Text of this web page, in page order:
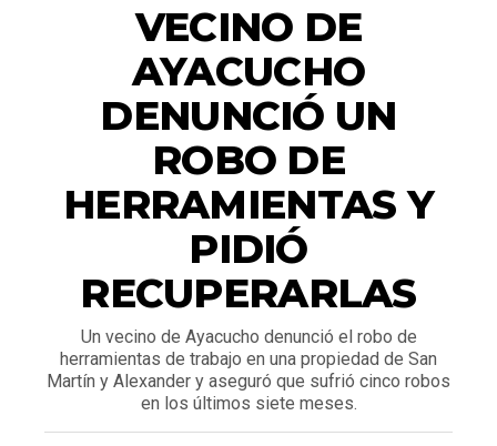
VECINO DE
AYACUCHO
DENUNCIÓ UN
ROBO DE
HERRAMIENTAS Y
PIDIÓ
RECUPERARLAS
Un vecino de Ayacucho denunció el robo de
herramientas de trabajo en una propiedad de San
Martín y Alexander y aseguró que sufrió cinco robos
en los últimos siete meses.